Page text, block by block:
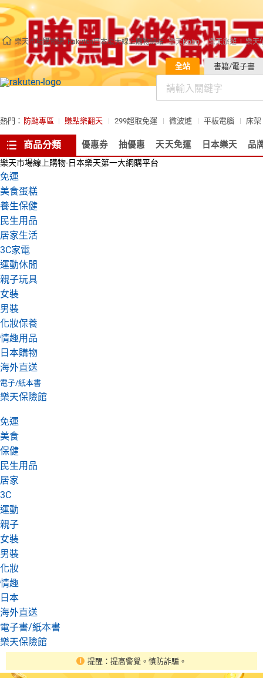
樂天市場購物網- Rakuten日本最大線上購物網站 樂天Kobo 樂天旅遊 樂天
全站 書籍/電子書
熱門： 防颱專區 賺點樂翻天 299超取免運 微波爐 平板電腦 床架
商品分類 優惠券 抽優惠 天天免運 日本樂天 品
樂天市場線上購物-日本樂天第一大網購平台
免運
美食蛋糕
養生保健
民生用品
居家生活
3C家電
運動休閒
親子玩具
女裝
男裝
化妝保養
情趣用品
日本購物
海外直送
電子/紙本書
樂天保險館
免運
美食
保健
民生用品
居家
3C
運動
親子
女裝
男裝
化妝
情趣
日本
海外直送
電子書/紙本書
樂天保險館
提醒：提高警覺。慎防詐騙。